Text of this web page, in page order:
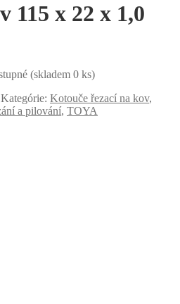
115 x 22 x 1,0
(skladem 0 ks)
Kategórie: Kotouče řezací na kov,
a pilování, TOYA